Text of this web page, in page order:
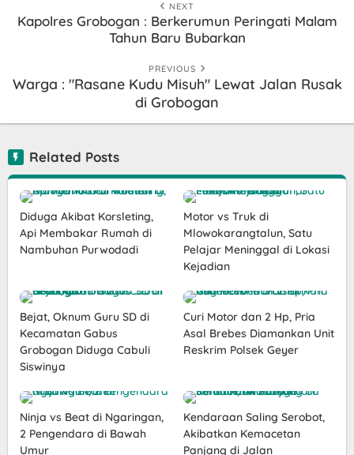
NEXT
Kapolres Grobogan : Berkerumun Peringati Malam
Tahun Baru Bubarkan
PREVIOUS
Warga : "Rasane Kudu Misuh" Lewat Jalan Rusak
di Grobogan
Related Posts
Diduga Akibat Korsleting,
Api Membakar Rumah di
Nambuhan Purwodadi
Motor vs Truk di
Mlowokarangtalun, Satu
Pelajar Meninggal di Lokasi
Kejadian
Bejat, Oknum Guru SD di
Kecamatan Gabus
Grobogan Diduga Cabuli
Siswinya
Curi Motor dan 2 Hp, Pria
Asal Brebes Diamankan Unit
Reskrim Polsek Geyer
Ninja vs Beat di Ngaringan,
2 Pengendara di Bawah
Umur
Kendaraan Saling Serobot,
Akibatkan Kemacetan
Panjang di Jalan